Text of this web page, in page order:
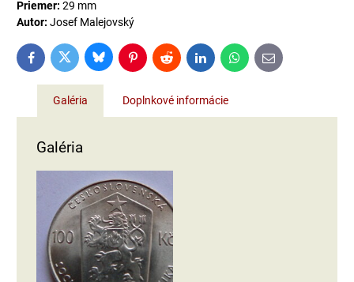
Priemer: 29 mm
Autor: Josef Malejovský
FacebookTwitter BlueskyPinterestReddit LinkedInWhatsApp
E-
mail
Galéria Doplnkové informácie
Galéria